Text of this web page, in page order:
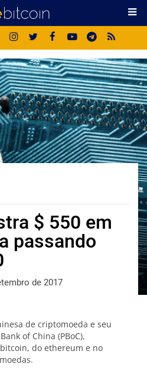
$ 550 em
passando
de 2017
de criptomoeda e seu
of China (PBoC),
do ethereum e no